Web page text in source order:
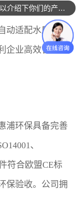
程监控与自动调
动适配水质波
企业高效管理的
浦环保具备完善
、
符合欧盟CE标
保验收。公司拥
可以介绍下你们的产品么？